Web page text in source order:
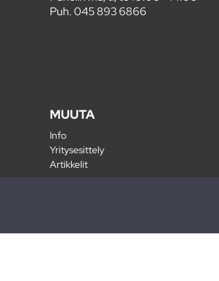
Puh.045 893 6866
MUUTA
Info
Yritysesittely
Artikkelit